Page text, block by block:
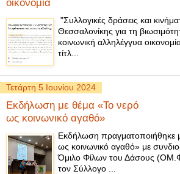
οικονομία
"Συλλογικές δράσεις και
Θεσσαλονίκης για τη
κοινωνική αλληλέγγυα
τίτλ...
Τετάρτη 5 Ιουνίου 2024
Εκδήλωση με θέμα «Το νερό
ως κοινωνικό αγαθό»
Εκδήλωση πραγματοποιήθηκε
ως κοινωνικό αγαθό» με
Όμιλο Φίλων του Δάσους
τον Σύλλογο ...